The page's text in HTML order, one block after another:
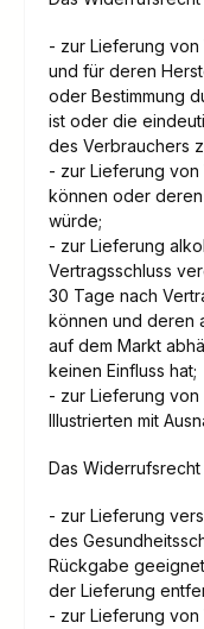
- zur Lieferung
und für deren
oder Bestimmung
ist oder die
des Verbrauchers
- zur Lieferung
können oder
würde;
- zur Lieferung
Vertragsschluss
30 Tage nach
können und deren
auf dem Markt
keinen Einfluss hat;
- zur Lieferung
Illustrierten mit
Das
- zur Lieferung
des
Rückgabe
der Lieferung
- zur Lieferung